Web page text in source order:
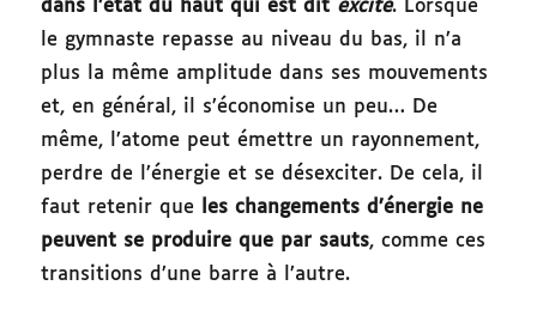
dans l’état du haut qui est dit excité. Lorsque
le gymnaste repasse au niveau du bas, il n’a
plus la même amplitude dans ses mouvements
et, en général, il s’économise un peu… De
même, l’atome peut émettre un rayonnement,
perdre de l’énergie et se désexciter. De cela, il
faut retenir que
les changements d’énergie ne
peuvent se produire que par sauts, comme ces
transitions d’une barre à l’autre.